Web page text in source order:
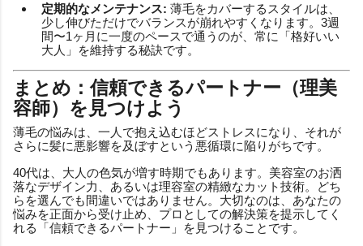
定期的なメンテナンス: 薄毛をカバーするスタイルは、
少し伸びただけでバランスが崩れやすくなります。3週
間〜1ヶ月に一度のペースで通うのが、常に「格好いい
大人」を維持する秘訣です。
まとめ：信頼できるパートナー（理美
容師）を見つけよう
薄毛の悩みは、一人で抱え込むほどストレスになり、それが
さらに髪に悪影響を及ぼすという悪循環に陥りがちです。
40代は、大人の色気が増す時期でもあります。美容室のお洒
落なデザイン力、あるいは理容室の精緻なカット技術。どち
らを選んでも間違いではありません。大切なのは、あなたの
悩みを正面から受け止め、プロとしての解決策を提示してく
れる「信頼できるパートナー」を見つけることです。